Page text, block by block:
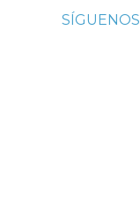
SÍGUENOS